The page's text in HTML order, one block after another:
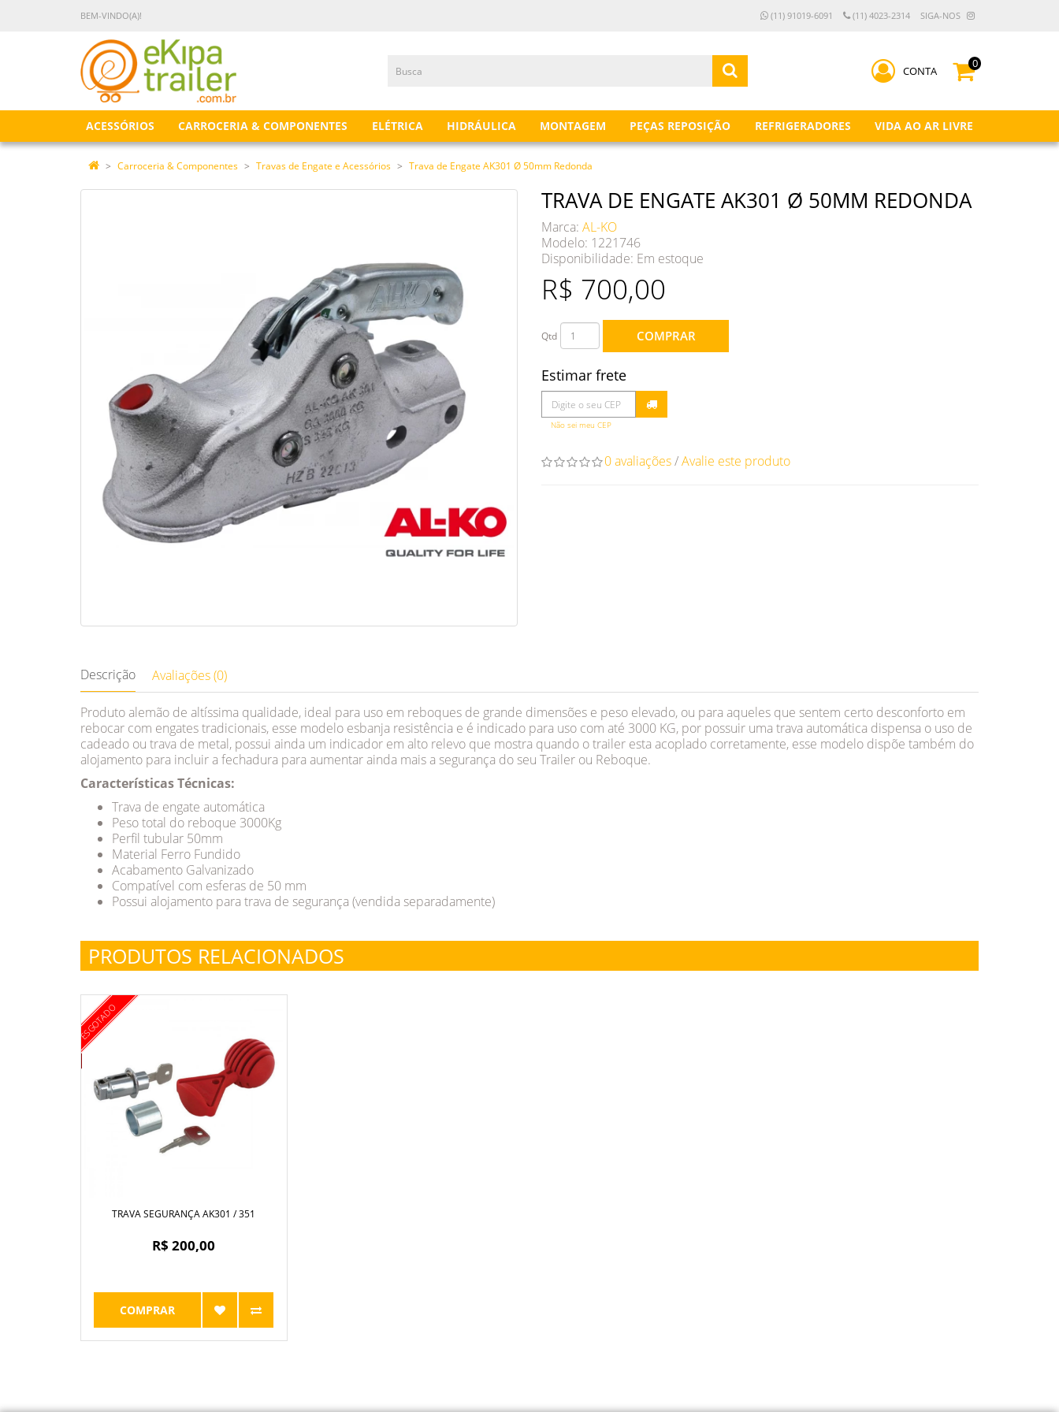
BEM-VINDO(A)! (11) 91019-6091 (11) 4023-2314 SIGA-NOS
CONTA
0
ACESSÓRIOS CARROCERIA & COMPONENTES ELÉTRICA HIDRÁULICA MONTAGEM PEÇAS REPOSIÇÃO REFRIGERADORES VIDA AO AR LIVRE
Carroceria & Componentes Travas de Engate e Acessórios Trava de Engate AK301 Ø 50mm Redonda
TRAVA DE ENGATE AK301 Ø 50MM REDONDA
Marca: AL-KO
Modelo: 1221746
Disponibilidade: Em estoque
R$ 700,00
Qtd COMPRAR
Estimar frete
Não sei meu CEP
0 avaliações/Avalie este produto
Descrição Avaliações (0)
Produto alemão de altíssima qualidade, ideal para uso em reboques de grande dimensões e peso elevado, ou para aqueles que sentem certo desconforto em
rebocar com engates tradicionais, esse modelo esbanja resistência e é indicado para uso com até 3000 KG, por possuir uma trava automática dispensa o uso de
cadeado ou trava de metal, possui ainda um indicador em alto relevo que mostra quando o trailer esta acoplado corretamente, esse modelo dispõe também do
alojamento para incluir a fechadura para aumentar ainda mais a segurança do seu Trailer ou Reboque.
Características Técnicas:
Trava de engate automática
Peso total do reboque 3000Kg
Perfil tubular 50mm
Material Ferro Fundido
Acabamento Galvanizado
Compatível com esferas de 50 mm
Possui alojamento para trava de segurança (vendida separadamente)
PRODUTOS RELACIONADOS
ESGOTADO
TRAVA SEGURANÇA AK301 / 351
R$ 200,00
COMPRAR